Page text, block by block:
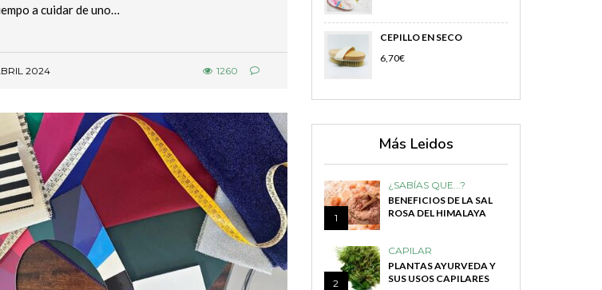
a cuidar de uno…
2024 1260
9,50€
CEPILLO EN SECO
6,70€
Más Leidos
1
¿SABÍAS QUE...?
BENEFICIOS DE LA SAL
ROSA DEL HIMALAYA
2
CAPILAR
PLANTAS AYURVEDA Y
SUS USOS CAPILARES